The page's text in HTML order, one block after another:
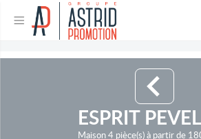
ESPRIT
Maison 4 pièce(s) à partir de